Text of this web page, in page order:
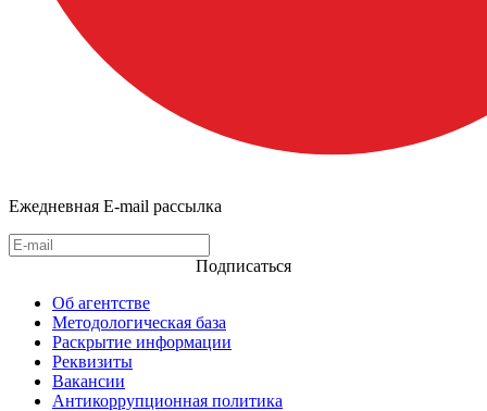
Ежедневная E-mail рассылка
Подписаться
Об агентстве
Методологическая база
Раскрытие информации
Реквизиты
Вакансии
Антикоррупционная политика